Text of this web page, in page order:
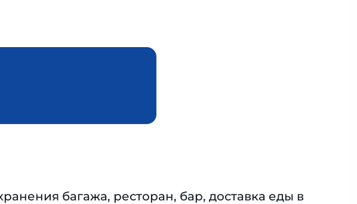
багажа, ресторан, бар, доставка еды в